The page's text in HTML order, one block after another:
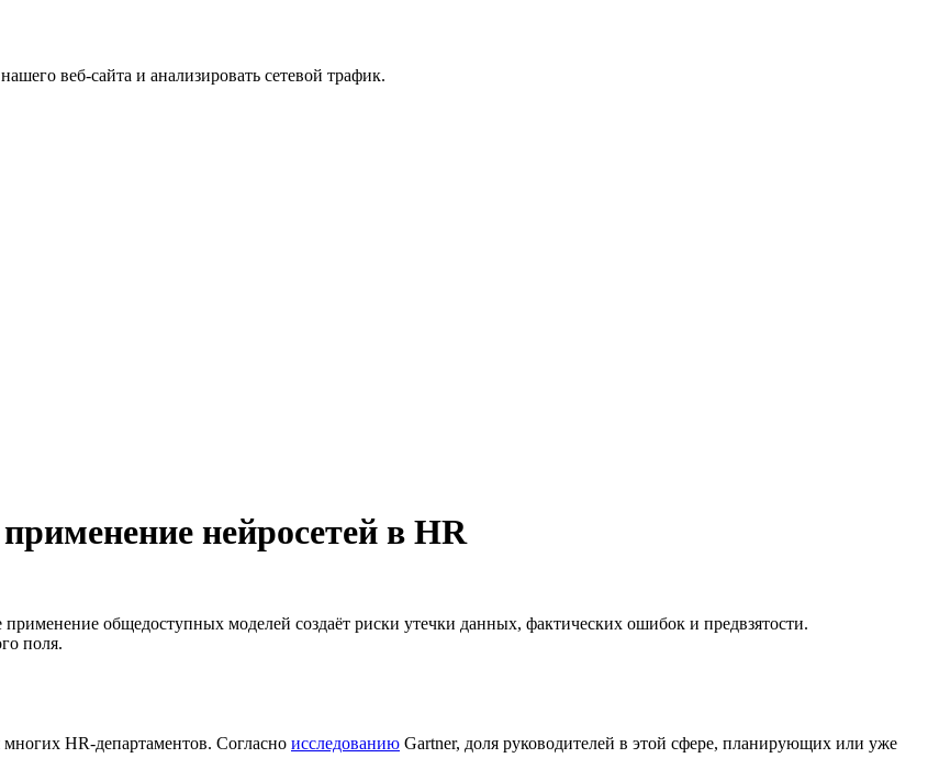
веб-сайта и анализировать сетевой трафик.
нейросетей в HR
общедоступных моделей создаёт риски утечки данных, фактических ошибок и предвзятости.
поля.
HR-департаментов. Согласно исследованию Gartner, доля руководителей в этой сфере, планирующих или уже